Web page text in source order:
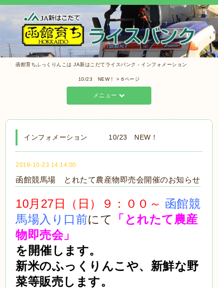
函館育ちふっくりんこは JA新はこだてライスバンク - インフォメーション
10/23 NEW！ > 6ページ
メニュー
インフォメーション 10/23 NEW！
2019-10-23 14:14:00
函館競馬場 とれたて農産物即売会開催のお知らせ
10月27日（日）９：００～ 函館競
馬場入り口前にて 「とれたて 農産
物即売会」
を開催します。
新米のふっくりんこや、新鮮な野
菜等販売します。